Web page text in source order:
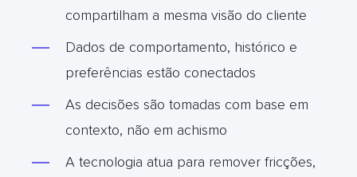
compartilham a mesma visão do cliente
Dados de comportamento, histórico e
preferências estão conectados
As decisões são tomadas com base em
contexto, não em achismo
A tecnologia atua para remover fricções,